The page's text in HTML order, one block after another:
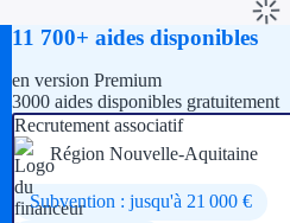
11 700+ aides disponibles
en version Premium
3000 aides disponibles gratuitement
Recrutement associatif
Région Nouvelle-Aquitaine
Subvention : jusqu'à 21 000 €